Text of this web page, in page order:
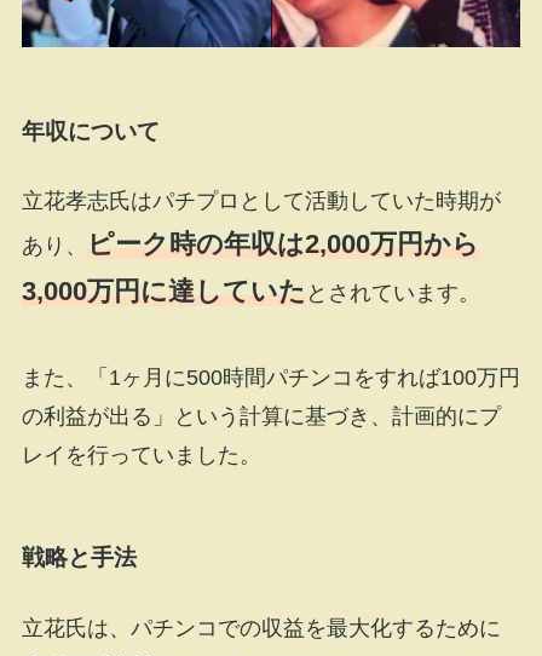
年収について
立花孝志氏はパチプロとして活動していた時期が
あり、
ピーク時の年収は2,000万円から
3,000万円に達していた とされています。
また、「1ヶ月に500時間パチンコをすれば100万円
の利益が出る」という計算に基づき、計画的にプ
レイを行っていました。
戦略と手法
立花氏は、パチンコでの収益を最大化するために